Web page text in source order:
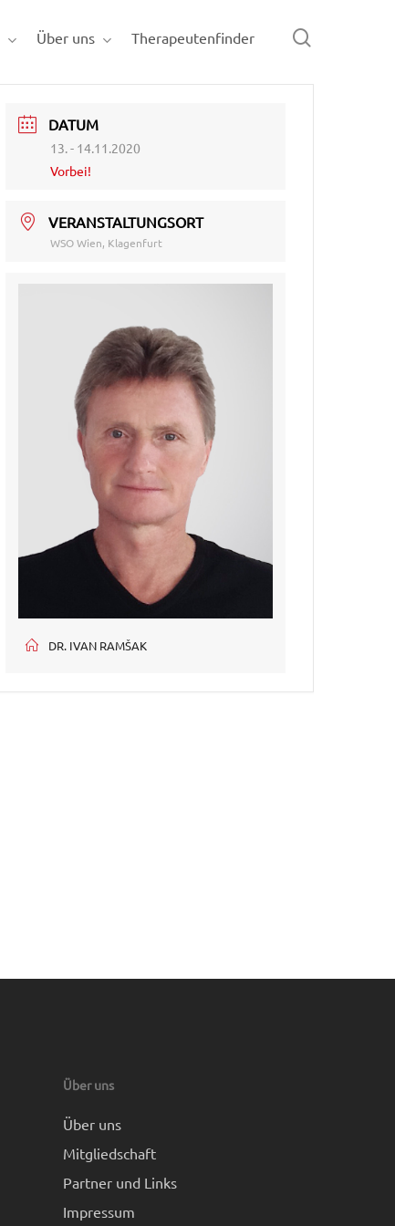
Über uns Therapeutenfinder
DATUM
13. - 14.11.2020
Vorbei!
VERANSTALTUNGSORT
WSO Wien, Klagenfurt
DR. IVAN RAMŠAK
Über uns
Über uns
Mitgliedschaft
Partner und Links
Impressum